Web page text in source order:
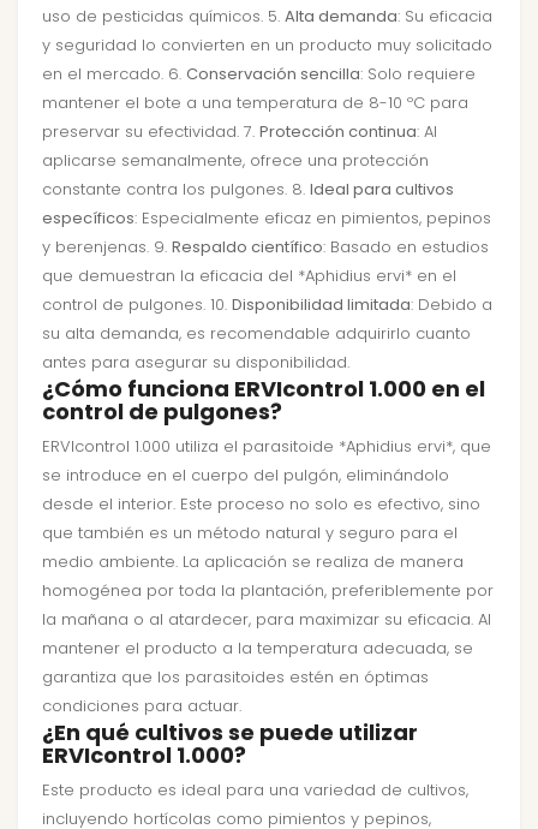
uso de pesticidas químicos. 5. Alta demanda: Su eficacia
y seguridad lo convierten en un producto muy solicitado
en el mercado. 6. Conservación sencilla: Solo requiere
mantener el bote a una temperatura de 8-10 ºC para
preservar su efectividad. 7. Protección continua: Al
aplicarse semanalmente, ofrece una protección
constante contra los pulgones. 8. Ideal para cultivos
específicos: Especialmente eficaz en pimientos, pepinos
y berenjenas. 9. Respaldo científico: Basado en estudios
que demuestran la eficacia del *Aphidius ervi* en el
control de pulgones. 10. Disponibilidad limitada: Debido a
su alta demanda, es recomendable adquirirlo cuanto
antes para asegurar su disponibilidad.
¿Cómo funciona ERVIcontrol 1.000 en el
control de pulgones?
ERVIcontrol 1.000 utiliza el parasitoide *Aphidius ervi*, que
se introduce en el cuerpo del pulgón, eliminándolo
desde el interior. Este proceso no solo es efectivo, sino
que también es un método natural y seguro para el
medio ambiente. La aplicación se realiza de manera
homogénea por toda la plantación, preferiblemente por
la mañana o al atardecer, para maximizar su eficacia. Al
mantener el producto a la temperatura adecuada, se
garantiza que los parasitoides estén en óptimas
condiciones para actuar.
¿En qué cultivos se puede utilizar
ERVIcontrol 1.000?
Este producto es ideal para una variedad de cultivos,
incluyendo hortícolas como pimientos y pepinos,